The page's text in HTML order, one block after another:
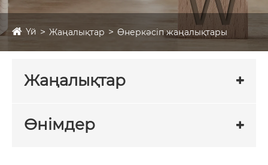
Үй Жаңалықтар Өнеркәсіп жаңалықтары
Жаңалықтар
Өнімдер